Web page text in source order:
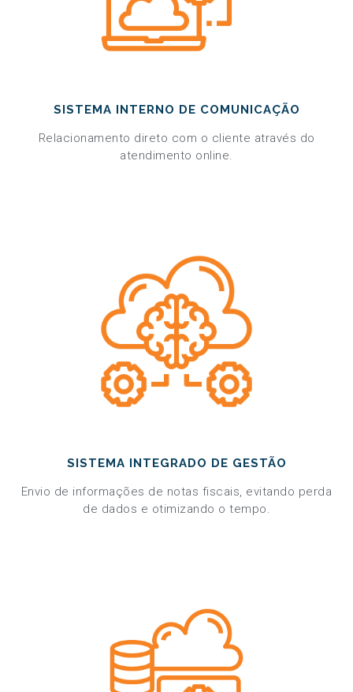
SISTEMA INTERNO DE COMUNICAÇÃO
Relacionamento direto com o cliente através do
atendimento online.
SISTEMA INTEGRADO DE GESTÃO
Envio de informações de notas fiscais, evitando perda
de dados e otimizando o tempo.